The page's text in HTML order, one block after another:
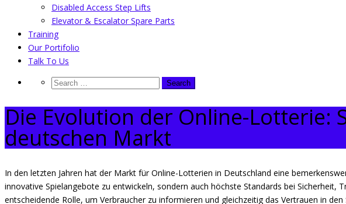
Disabled Access Step Lifts
Elevator & Escalator Spare Parts
Training
Our Portifolio
Talk To Us
Die Evolution der Online-Lotterie:
deutschen Markt
In den letzten Jahren hat der Markt für Online-Lotterien in Deutschland eine
innovative Spielangebote zu entwickeln, sondern auch höchste Standards bei
entscheidende Rolle, um Verbraucher zu informieren und gleichzeitig das Vertrauen in den